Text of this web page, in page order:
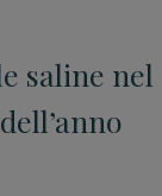
saline nel